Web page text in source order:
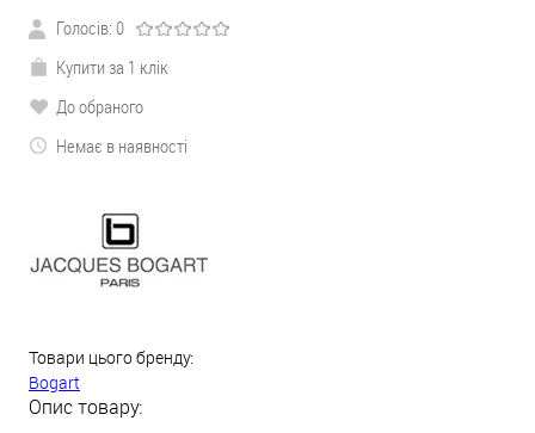
Голосів: 0
Купити за 1 клік
До обраного
Немає в наявності
Товари цього бренду:
Bogart
Опис товару: